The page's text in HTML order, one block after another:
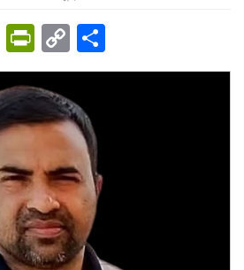
EmailPrintFriendly
Copy
Link